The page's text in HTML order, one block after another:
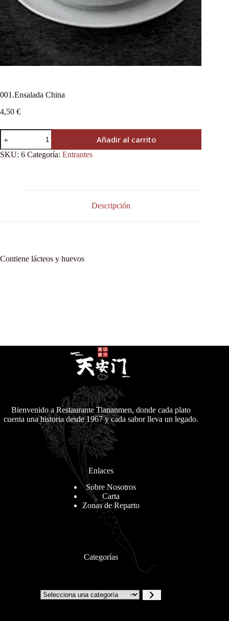
001.Ensalada China
4,50 €
Añadir al carrito
SKU: 6 Categoría: Entrantes
Descripción
Contiene lácteos y huevos
Bienvenido a Restaurante Tiananmen, donde cada plato
cuenta una historia desde 1967 y cada sabor lleva un legado.
Enlaces
Sobre Nosotros
Carta
Zonas de Reparto
Categorías